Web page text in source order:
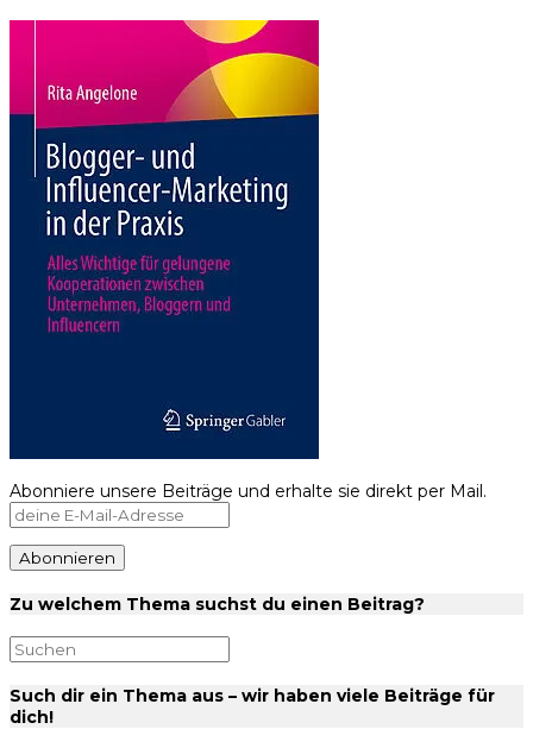
Abonniere unsere Beiträge und erhalte sie direkt per Mail.
Zu welchem Thema suchst du einen Beitrag?
Such dir ein Thema aus – wir haben viele Beiträge für
dich!